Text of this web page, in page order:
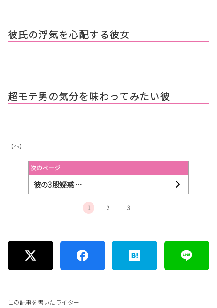
彼氏の浮気を心配する彼女
超モテ男の気分を味わってみたい彼
【PR】
次のページ
彼の3股疑惑…
1 2 3
この記事を書いたライター